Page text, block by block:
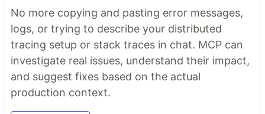
No more copying and pasting error messages,
logs, or trying to describe your distributed
tracing setup or stack traces in chat. MCP can
investigate real issues, understand their impact,
and suggest fixes based on the actual
production context.